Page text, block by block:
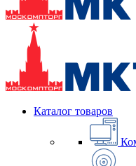
Каталог товаров